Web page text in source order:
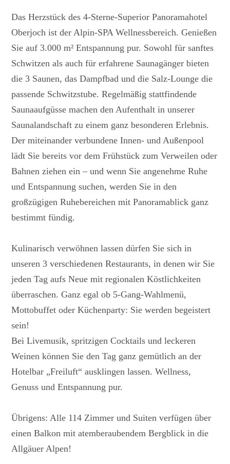
Das Herzstück des 4-Sterne-Superior Panoramahotel
Oberjoch ist der Alpin-SPA Wellnessbereich. Genießen
Sie auf 3.000 m² Entspannung pur. Sowohl für sanftes
Schwitzen als auch für erfahrene Saunagänger bieten
die 3 Saunen, das Dampfbad und die Salz-Lounge die
passende Schwitzstube. Regelmäßig stattfindende
Saunaaufgüsse machen den Aufenthalt in unserer
Saunalandschaft zu einem ganz besonderen Erlebnis.
Der miteinander verbundene Innen- und Außenpool
lädt Sie bereits vor dem Frühstück zum Verweilen oder
Bahnen ziehen ein – und wenn Sie angenehme Ruhe
und Entspannung suchen, werden Sie in den
großzügigen Ruhebereichen mit Panoramablick ganz
bestimmt fündig.
Kulinarisch verwöhnen lassen dürfen Sie sich in
unseren 3 verschiedenen Restaurants, in denen wir Sie
jeden Tag aufs Neue mit regionalen Köstlichkeiten
überraschen. Ganz egal ob 5-Gang-Wahlmenü,
Mottobuffet oder Küchenparty: Sie werden begeistert
sein!
Bei Livemusik, spritzigen Cocktails und leckeren
Weinen können Sie den Tag ganz gemütlich an der
Hotelbar „Freiluft“ ausklingen lassen. Wellness,
Genuss und Entspannung pur.
Übrigens: Alle 114 Zimmer und Suiten verfügen über
einen Balkon mit atemberaubendem Bergblick in die
Allgäuer Alpen!